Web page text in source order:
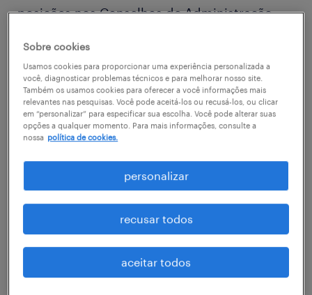
posições nos Conselhos de Administração
estudo Brasil Board Index 2021.
Isto significa que, mesmo compondo a maior
parte da população, as mulheres ainda estão
sub-representadas quando o assunto é
assumir postos de liderança nas empresas. A
diferença aumenta quando se considera
pessoas negras e de outras etnias nessas
posições, o que é outro ponto do debate da
Sobre cookies
Usamos cookies para proporcionar uma experiência personalizada a
você, diagnosticar problemas técnicos e para melhorar nosso site.
Também os usamos cookies para oferecer a você informações mais
relevantes nas pesquisas. Você pode aceitá-los ou recusá-los, ou clicar
em “personalizar” para especificar sua escolha. Você pode alterar suas
opções a qualquer momento. Para mais informações, consulte a
nossa política de cookies.
personalizar
recusar todos
aceitar todos